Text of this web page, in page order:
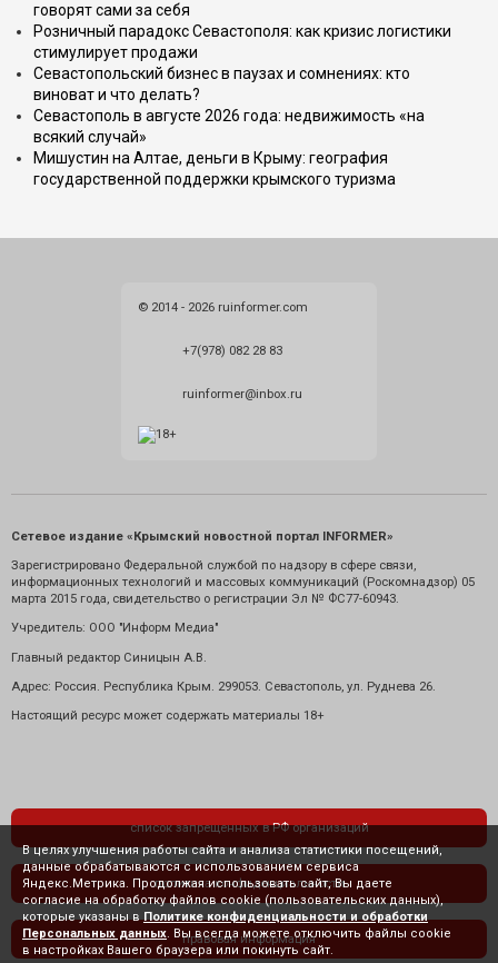
говорят сами за себя
Розничный парадокс Севастополя: как кризис логистики
стимулирует продажи
Севастопольский бизнес в паузах и сомнениях: кто
виноват и что делать?
Севастополь в августе 2026 года: недвижимость «на
всякий случай»
Мишустин на Алтае, деньги в Крыму: география
государственной поддержки крымского туризма
© 2014 - 2026 ruinformer.com
+7(978) 082 28 83
ruinformer@inbox.ru
Сетевое издание «Крымский новостной портал INFORMER»
Зарегистрировано Федеральной службой по надзору в сфере связи,
информационных технологий и массовых коммуникаций (Роскомнадзор) 05
марта 2015 года, свидетельство о регистрации Эл № ФС77-60943.
Учредитель: ООО "Информ Медиа"
Главный редактор Синицын А.В.
Адрес: Россия. Республика Крым. 299053. Севастополь, ул. Руднева 26.
Настоящий ресурс может содержать материалы 18+
список запрещенных в РФ организаций
политика конфиденциальности
правовая информация
В целях улучшения работы сайта и анализа статистики посещений,
данные обрабатываются с использованием сервиса
Яндекс.Метрика. Продолжая использовать сайт, Вы даете
согласие на обработку файлов cookie (пользовательских данных),
которые указаны в Политике конфиденциальности и обработки
Персональных данных . Вы всегда можете отключить файлы cookie
в настройках Вашего браузера или покинуть сайт.